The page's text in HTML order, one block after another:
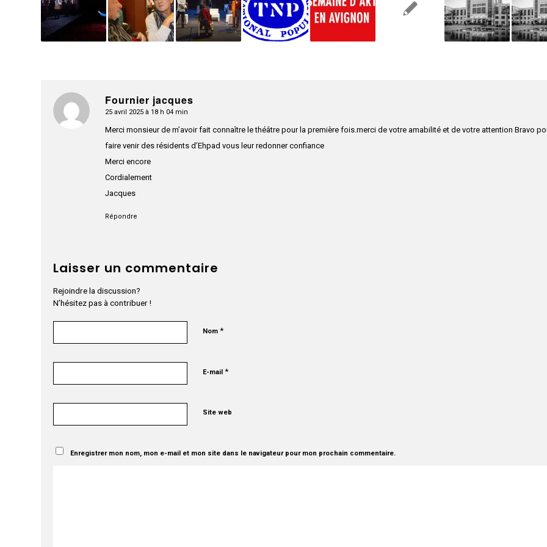
Fournier jacques
dit
25 avril 2025 à 18 h 04 min
Merci monsieur de m’avoir fait connaître le théâtre pour la première fois.merci de votre amabilité et de votre attention Bravo
faire venir des résidents d’Ehpad vous leur redonner confiance
Merci encore
Cordialement
Jacques
Répondre
Laisser un commentaire
Rejoindre la discussion?
N’hésitez pas à contribuer !
Nom*
E-mail*
Site web
Enregistrer mon nom, mon e-mail et mon site dans le navigateur pour mon prochain commentaire.